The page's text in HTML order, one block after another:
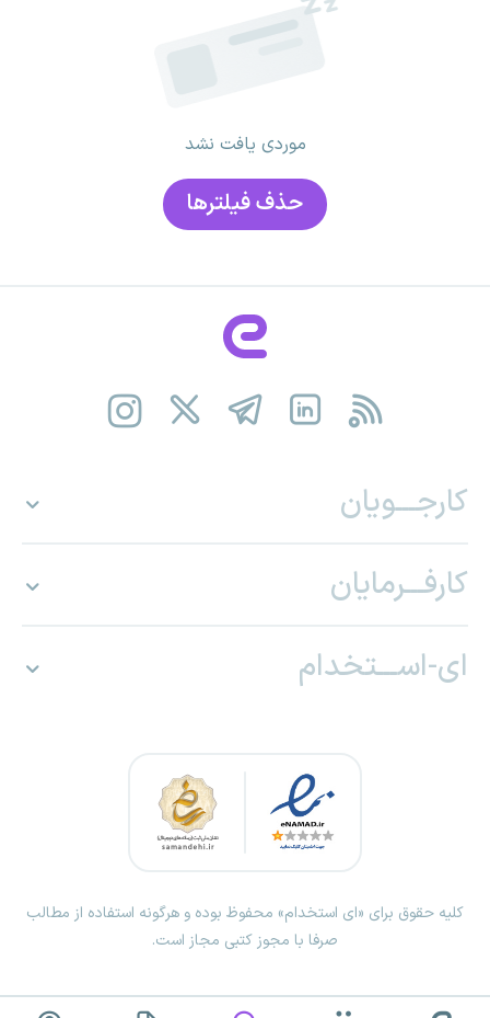
موردی یافت نشد
حذف فیلتر‌ها
کارجـــویان
کارفـــرمایان
ای-اســـتخدام
کلیه حقوق برای «ای استخدام» محفوظ بوده و هرگونه استفاده از مطالب
صرفا با مجوز کتبی مجاز است.